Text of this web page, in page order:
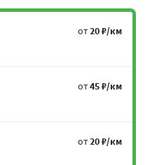
от20 ₽/км
от45 ₽/км
от20 ₽/км